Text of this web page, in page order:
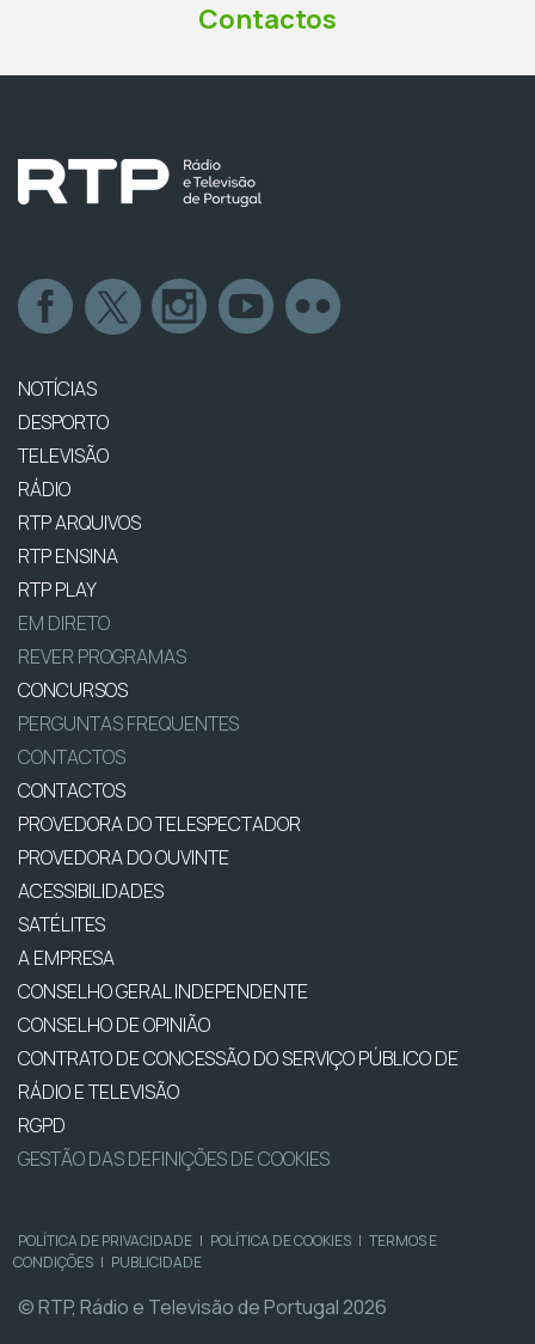
Contactos
NOTÍCIAS
DESPORTO
TELEVISÃO
RÁDIO
RTP ARQUIVOS
RTP ENSINA
RTP PLAY
EM DIRETO
REVER PROGRAMAS
CONCURSOS
PERGUNTAS FREQUENTES
CONTACTOS
CONTACTOS
PROVEDORA DO TELESPECTADOR
PROVEDORA DO OUVINTE
ACESSIBILIDADES
SATÉLITES
A EMPRESA
CONSELHO GERAL INDEPENDENTE
CONSELHO DE OPINIÃO
CONTRATO DE CONCESSÃO DO SERVIÇO PÚBLICO DE
RÁDIO E TELEVISÃO
RGPD
GESTÃO DAS DEFINIÇÕES DE COOKIES
POLÍTICA DE PRIVACIDADE | POLÍTICA DE COOKIES | TERMOS E
CONDIÇÕES | PUBLICIDADE
© RTP, Rádio e Televisão de Portugal 2026